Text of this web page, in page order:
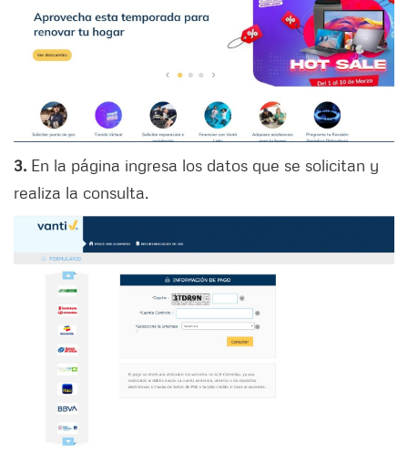
3. En la página ingresa los datos que se solicitan y
realiza la consulta.